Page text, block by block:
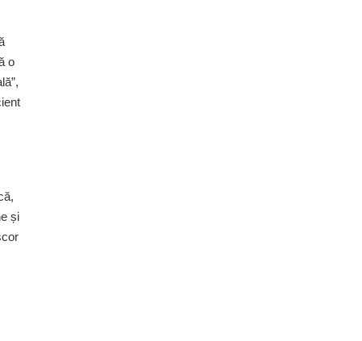
o
și